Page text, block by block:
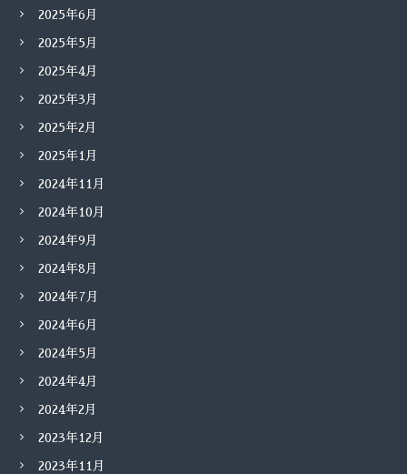
2025年6月
2025年5月
2025年4月
2025年3月
2025年2月
2025年1月
2024年11月
2024年10月
2024年9月
2024年8月
2024年7月
2024年6月
2024年5月
2024年4月
2024年2月
2023年12月
2023年11月